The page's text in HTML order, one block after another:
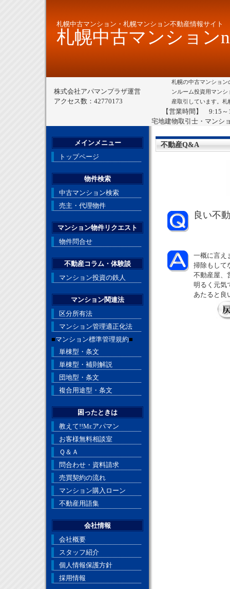
札幌中古マンション・札幌マンション不動産情報サイト
札幌中古マンション
株式会社アパマンプラザ運営
アクセス数：42770173
札幌の中古マンショ
ンルーム投資用マン
産取引しています。
【営業時間】 9:15
宅地建物取引士・マンシ
不動産Q&A
良い不
一概に言え
掃除もして
不動産屋、
明るく元気
あたると良
メインメニュー
トップページ
物件検索
中古マンション検索
売主・代理物件
マンション物件リクエスト
物件問合せ
不動産コラム・体験談
マンション投資の鉄人
マンション関連法
区分所有法
マンション管理適正化法
■マンション標準管理規約■
単棟型・条文
単棟型・補則解説
団地型・条文
複合用途型・条文
困ったときは
教えて!!Mr.アパマン
お客様無料相談室
Ｑ＆Ａ
問合わせ・資料請求
売買契約の流れ
マンション購入ローン
不動産用語集
会社情報
会社概要
スタッフ紹介
個人情報保護方針
採用情報